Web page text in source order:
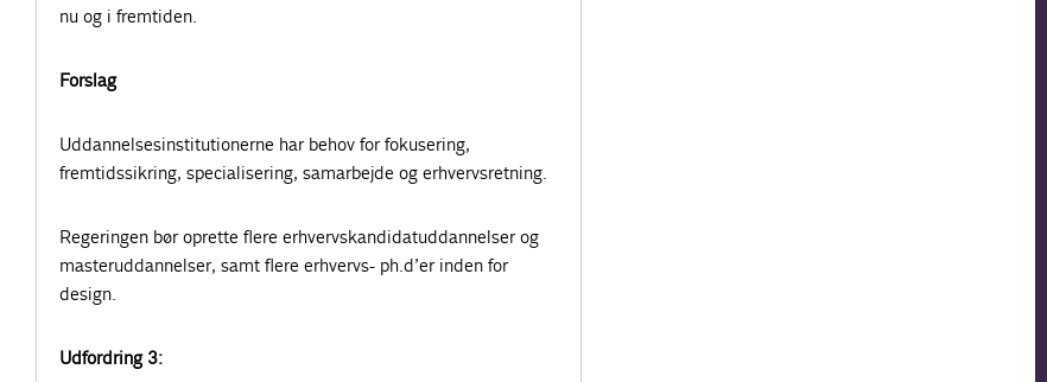
nu og i fremtiden.
Forslag
Uddannelsesinstitutionerne har behov for fokusering,
fremtidssikring, specialisering, samarbejde og erhvervsretning.
Regeringen bør oprette flere erhvervskandidatuddannelser og
masteruddannelser, samt flere erhvervs- ph.d’er inden for
design.
Udfordring 3: